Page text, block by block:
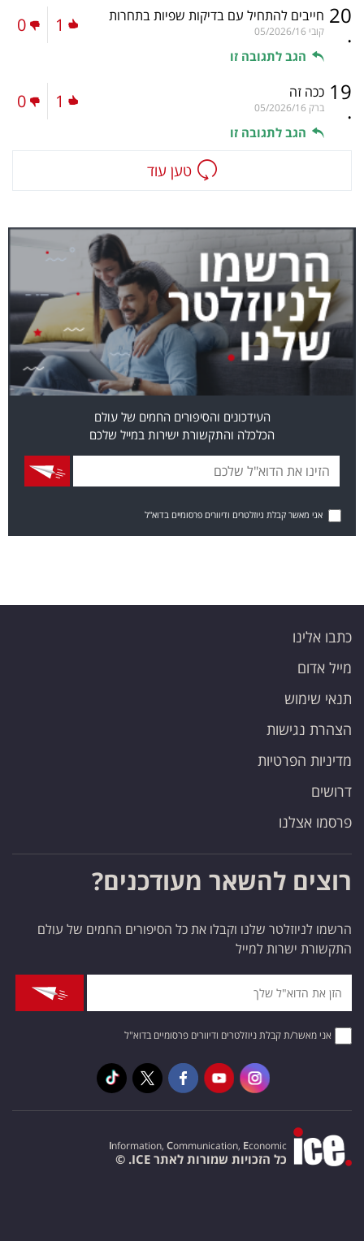
20
.
חייבים להתחיל עם בדיקות שפיות בתחרות
קובי 05/2026/16
הגב לתגובה זו
1
0
19
.
ככה זה
ברק 05/2026/16
הגב לתגובה זו
1
0
טען עוד
העידכונים והסיפורים החמים של עולם
הכלכלה והתקשורת ישירות במייל שלכם
אני מאשר קבלת ניוזלטרים ודיוורים פרסומיים בדוא"ל
כתבו אלינו
מייל אדום
תנאי שימוש
הצהרת נגישות
מדיניות הפרטיות
דרושים
פרסמו אצלנו
רוצים להשאר מעודכנים?
הרשמו לניוזלטר שלנו וקבלו את כל הסיפורים החמים של עולם
התקשורת ישרות למייל
אני מאשר/ת קבלת ניוזלטרים ודיוורים פרסומיים בדוא"ל
Information, Communication, Economic
כל הזכויות שמורות לאתר ICE. ©